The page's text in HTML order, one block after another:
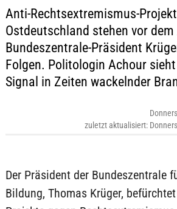
Anti-Rechtsextremismus-
Ostdeutschland stehen vor dem
Bundeszentrale-Präsident
Folgen. Politologin Achour
Signal in Zeiten wackelnder
zuletzt aktualisiert:
Der Präsident der Bundeszentrale
Bildung, Thomas Krüger,